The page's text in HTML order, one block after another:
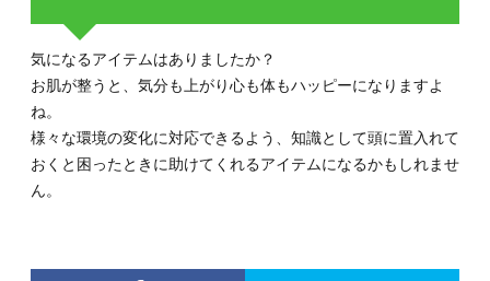
気になるアイテムはありましたか？
お肌が整うと、気分も上がり心も体もハッピーになりますよ
ね。
様々な環境の変化に対応できるよう、知識として頭に置入れて
おくと困ったときに助けてくれるアイテムになるかもしれませ
ん。